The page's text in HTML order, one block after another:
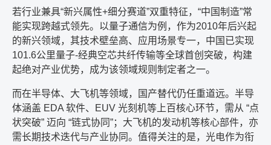
若行业兼具“新兴属性+细分赛道”双重特征，“中国制造”常
能实现跨越式领先。以量子通信为例，作为2010年后兴起
的新兴领域，其技术壁垒高、应用场景专一，中国已实现
101.6公里量子-经典空芯共纤传输等全球首创突破，构建
起绝对产业优势，成为该领域规则制定者之一。
而在半导体、大飞机等领域，国产替代仍任重道远。半导
体涵盖 EDA 软件、EUV 光刻机等上百核心环节，需从 “点
状突破” 迈向 “链式协同”；大飞机的发动机等核心部件，亦
需长期技术迭代与产业协同。值得关注的是，光电作为衔